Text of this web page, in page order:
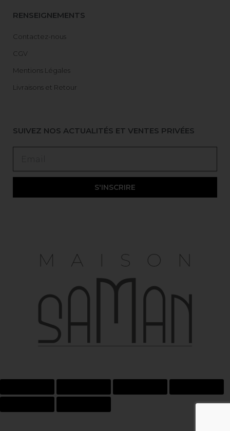
RENSEIGNEMENTS
Contactez-nous
CGV
Mentions Légales
Livraisons et Retour
SUIVEZ NOS ACTUALITÉS ET VENTES PRIVÉES
S'INSCRIRE